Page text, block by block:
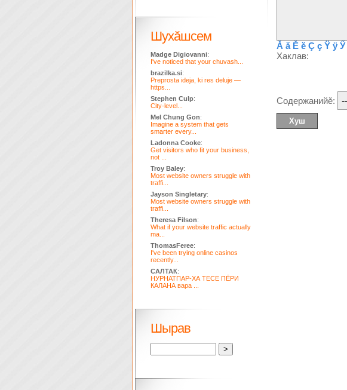
Ă ă Ĕ ĕ Ç ç Ÿ ÿ Ӳ
Хаклав:
Содержанийĕ:
Шухăшсем
Madge Digiovanni:
I've noticed that your chuvash...
brazilka.si:
Preprosta ideja, ki res deluje —
https...
Stephen Culp:
City-level...
Mel Chung Gon:
Imagine a system that gets
smarter every...
Ladonna Cooke:
Get visitors who fit your business,
not ...
Troy Baley:
Most website owners struggle with
traffi...
Jayson Singletary:
Most website owners struggle with
traffi...
Theresa Filson:
What if your website traffic actually
ma...
ThomasFeree:
I've been trying online casinos
recently...
САЛТАК:
НУРНАТПАР-ХА ТЕСЕ ПЁРИ
КАЛАНА вара ...
Шырав